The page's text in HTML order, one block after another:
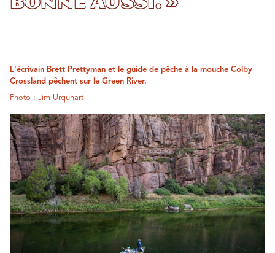
L'écrivain Brett Prettyman et le guide de pêche à la mouche Colby
Crossland pêchent sur le Green River.
Photo : Jim Urquhart